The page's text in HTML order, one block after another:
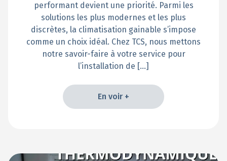
performant devient une priorité. Parmi les
solutions les plus modernes et les plus
discrètes, la climatisation gainable s’impose
comme un choix idéal. Chez TCS, nous mettons
notre savoir-faire à votre service pour
l’installation de […]
En voir +